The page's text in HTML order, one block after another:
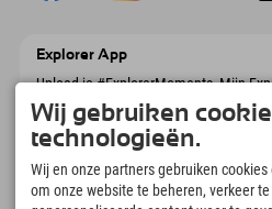
Explorer App
Upload je #ExplorerMoments, Mijn
To Go met een boekingsoverzicht,
restaurantoverzicht en nog veel meer.
Download nu!
Tijd voor ontdekkingsmomenten
Wij gebruiken
technologieën.
Wij en onze partners gebruiken
om onze website te beheren, verkeer